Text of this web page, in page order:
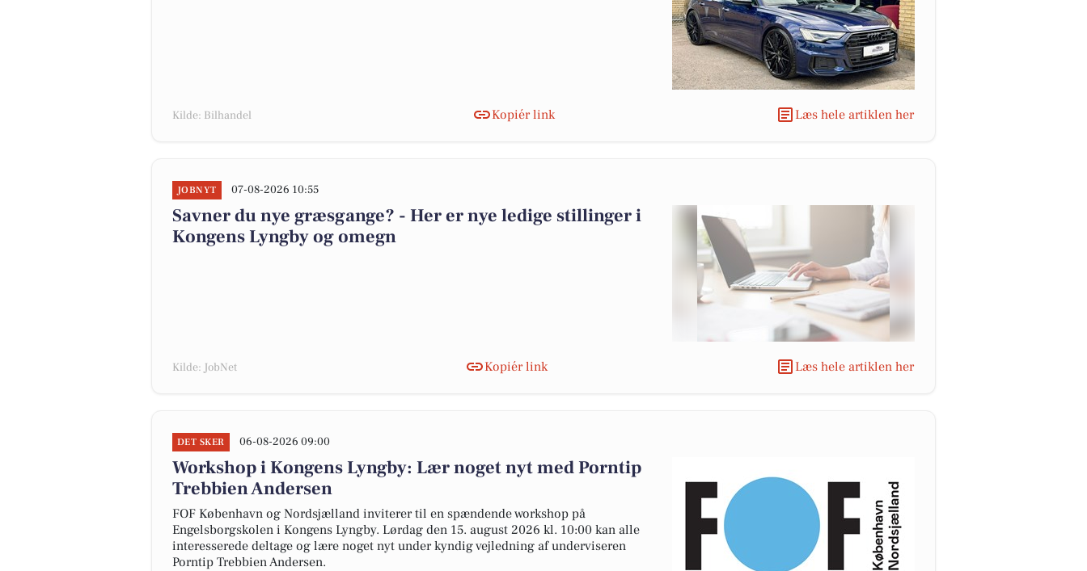
Kilde: Bilhandel Kopiér link Læs hele artiklen her
JOBNYT 07-08-2026 10:55
Savner du nye græsgange? - Her er nye ledige stillinger i
Kongens Lyngby og omegn
Kilde: JobNet Kopiér link Læs hele artiklen her
DET SKER 06-08-2026 09:00
Workshop i Kongens Lyngby: Lær noget nyt med Porntip
Trebbien Andersen
FOF København og Nordsjælland inviterer til en spændende workshop på
Engelsborgskolen i Kongens Lyngby. Lørdag den 15. august 2026 kl. 10:00 kan alle
interesserede deltage og lære noget nyt under kyndig vejledning af underviseren
Porntip Trebbien Andersen.